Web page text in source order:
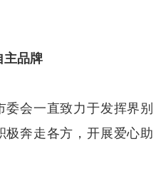
主品牌
会一直致力于发挥界别
极奔走各方，开展爱心助